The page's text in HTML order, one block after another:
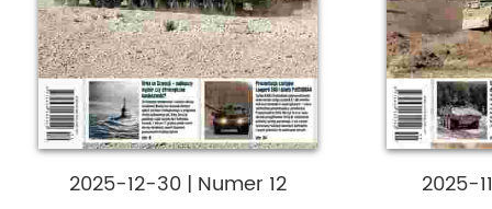
2025-12-30 | Numer 12 2025-